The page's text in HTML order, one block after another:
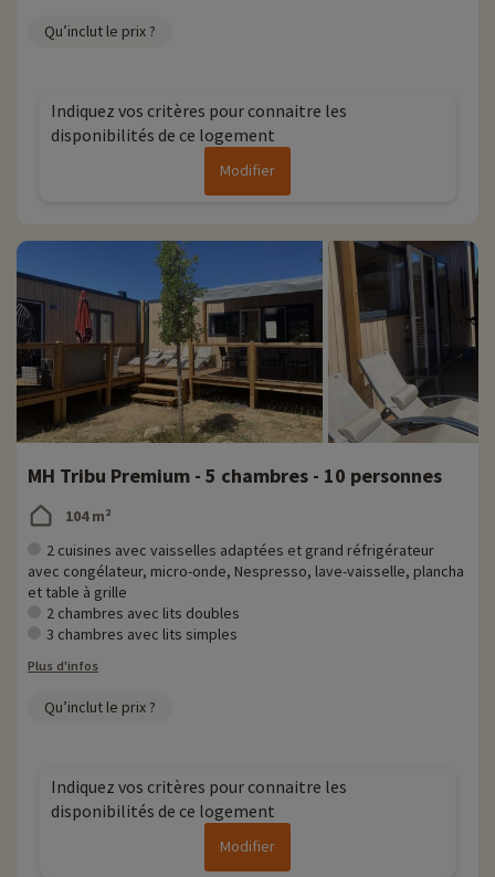
Qu’inclut le prix ?
Indiquez vos critères pour connaitre les
disponibilités de ce logement
Modifier
MH Tribu Premium - 5 chambres - 10 personnes
104 m²
2 cuisines avec vaisselles adaptées et grand réfrigérateur
avec congélateur, micro-onde, Nespresso, lave-vaisselle, plancha
et table à grille
2 chambres avec lits doubles
3 chambres avec lits simples
Plus d'infos
Qu’inclut le prix ?
Indiquez vos critères pour connaitre les
disponibilités de ce logement
Modifier